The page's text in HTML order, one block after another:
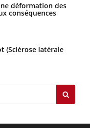
déformation des
conséquences
(Sclérose latérale